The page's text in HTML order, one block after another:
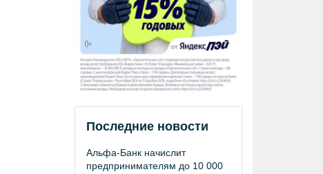
Последние новости
Альфа-Банк начислит
предпринимателям до 10 000